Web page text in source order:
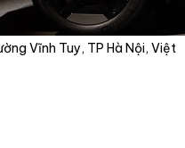
Vĩnh Tuy, TP Hà Nội, Việt